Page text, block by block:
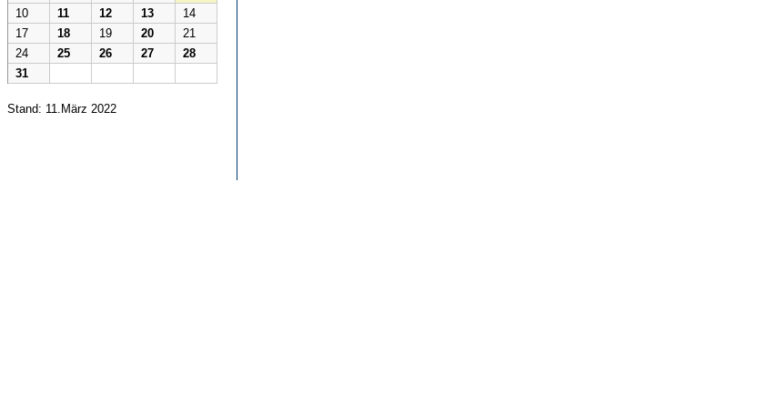
10
11 12 13
14
17
18 19 20
21
24
25 26 27
28
31
Stand: 11.März 2022